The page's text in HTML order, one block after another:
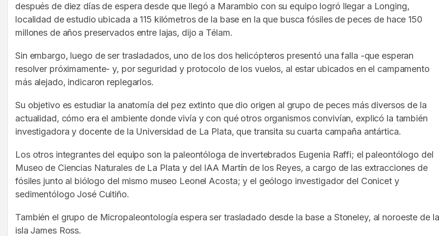
después de diez días de espera desde que llegó a Marambio con su equipo logró llegar a Longing,
localidad de estudio ubicada a 115 kilómetros de la base en la que busca fósiles de peces de hace 150
millones de años preservados entre lajas, dijo a Télam.
Sin embargo, luego de ser trasladados, uno de los dos helicópteros presentó una falla -que esperan
resolver próximamente- y, por seguridad y protocolo de los vuelos, al estar ubicados en el campamento
más alejado, indicaron replegarlos.
Su objetivo es estudiar la anatomía del pez extinto que dio origen al grupo de peces más diversos de la
actualidad, cómo era el ambiente donde vivía y con qué otros organismos convivían, explicó la también
investigadora y docente de la Universidad de La Plata, que transita su cuarta campaña antártica.
Los otros integrantes del equipo son la paleontóloga de invertebrados Eugenia Raffi; el paleontólogo del
Museo de Ciencias Naturales de La Plata y del IAA Martín de los Reyes, a cargo de las extracciones de
fósiles junto al biólogo del mismo museo Leonel Acosta; y el geólogo investigador del Conicet y
sedimentólogo José Cuitiño.
También el grupo de Micropaleontología espera ser trasladado desde la base a Stoneley, al noroeste de la
isla James Ross.